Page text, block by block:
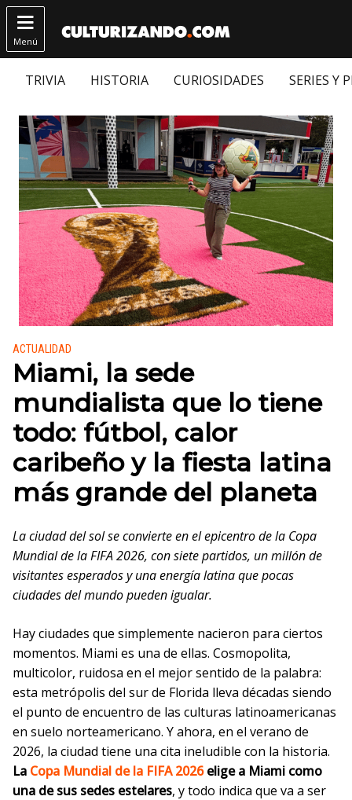

Menú
TRIVIA HISTORIA CURIOSIDADES SERIES Y
Publicado en:
ACTUALIDAD
Miami, la sede
mundialista que lo tiene
todo: fútbol, calor
caribeño y la fiesta latina
más grande del planeta
La ciudad del sol se convierte en el epicentro de la Copa
Mundial de la FIFA 2026, con siete partidos, un millón de
visitantes esperados y una energía latina que pocas
ciudades del mundo pueden igualar.
Hay ciudades que simplemente nacieron para ciertos
momentos. Miami es una de ellas. Cosmopolita,
multicolor, ruidosa en el mejor sentido de la palabra:
esta metrópolis del sur de Florida lleva décadas siendo
el punto de encuentro de las culturas latinoamericanas
en suelo norteamericano. Y ahora, en el verano de
2026, la ciudad tiene una cita ineludible con la historia.
La Copa Mundial de la FIFA 2026elige a Miami como
una de sus sedes estelares, y todo indica que va a ser